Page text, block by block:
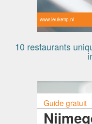
www.leuketip.nl
10 restaurants
Guide gratuit